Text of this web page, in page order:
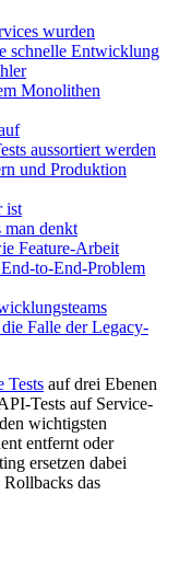
wurden
schnelle Entwicklung
Monolithen
aussortiert werden
und Produktion
ist
man denkt
Feature-Arbeit
to-End-Problem
Falle der Legacy-
Tests auf drei Ebenen
Tests auf Service-
wichtigsten
entfernt oder
ersetzen dabei
das